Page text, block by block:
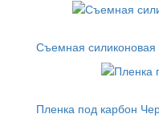
Съемная силиконовая
Пленка под карбон